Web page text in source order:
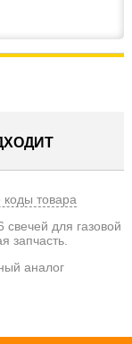
коды товара
свечей для газовой
запчасть.
аналог